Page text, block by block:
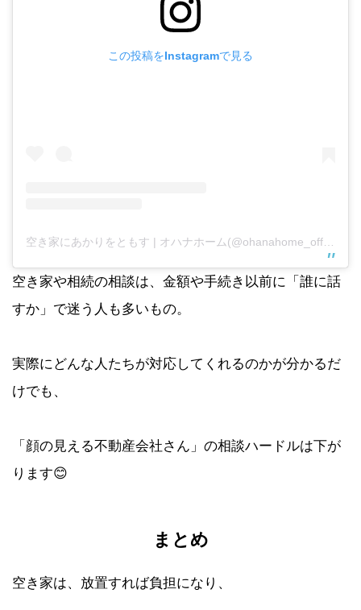
この投稿をInstagramで見る
空き家や相続の相談は、金額や手続き以前に「誰に話
すか」で迷う人も多いもの。
実際にどんな人たちが対応してくれるのかが分かるだ
けでも、
「顔の見える不動産会社さん」の相談ハードルは下が
ります😊
まとめ
空き家は、放置すれば負担になり、